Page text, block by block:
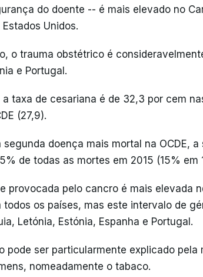
do doente -- é mais elevado no
Unidos.
o trauma obstétrico é
e Portugal.
a taxa de cesariana é de 32,3 por cem
(27,9).
segunda doença mais mortal na OCDE,
de todas as mortes em 2015 (15% em
provocada pelo cancro é mais elevada
todos os países, mas este intervalo de
Letónia, Estónia, Espanha e Portugal.
pode ser particularmente explicado
nomeadamente o tabaco.